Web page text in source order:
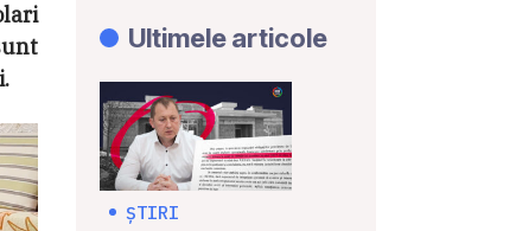
Ultimele articole
ȘTIRI